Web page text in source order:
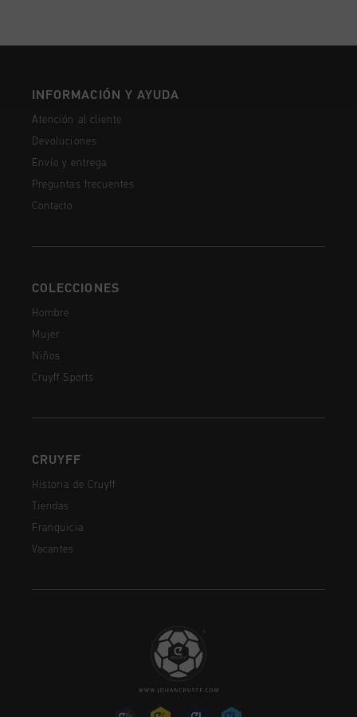
INFORMACIÓN Y AYUDA
Atención al cliente
Devoluciones
Envío y entrega
Preguntas frecuentes
Contacto
COLECCIONES
Hombre
Mujer
Niños
Cruyff Sports
CRUYFF
Historia de Cruyff
Tiendas
Franquicia
Vacantes